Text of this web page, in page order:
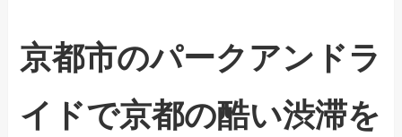
京都市のパークアンドラ
イドで京都の酷い渋滞を